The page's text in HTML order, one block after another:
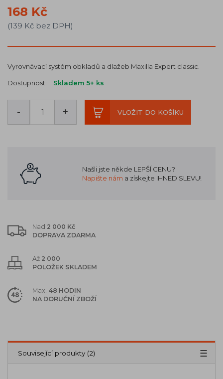
168 Kč
(139 Kč bez DPH)
Vyrovnávací systém obkladů a dlažeb Maxilla Expert classic.
Dostupnost: Skladem 5+ ks
- + VLOŽIT DO KOŠÍKU
Našli jste někde LEPŠÍ CENU?
Napište nám a získejte IHNED SLEVU!
Nad 2 000 Kč
DOPRAVA ZDARMA
Až 2 000
POLOŽEK SKLADEM
Max. 48 HODIN
NA DORUČNÍ ZBOŽÍ
Popis
Parametry (4)
Související produkty (2)